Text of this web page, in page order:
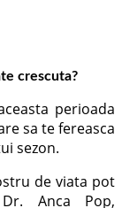
crescuta?
perioada
sa te fereasca
sezon.
de viata pot
Anca Pop,